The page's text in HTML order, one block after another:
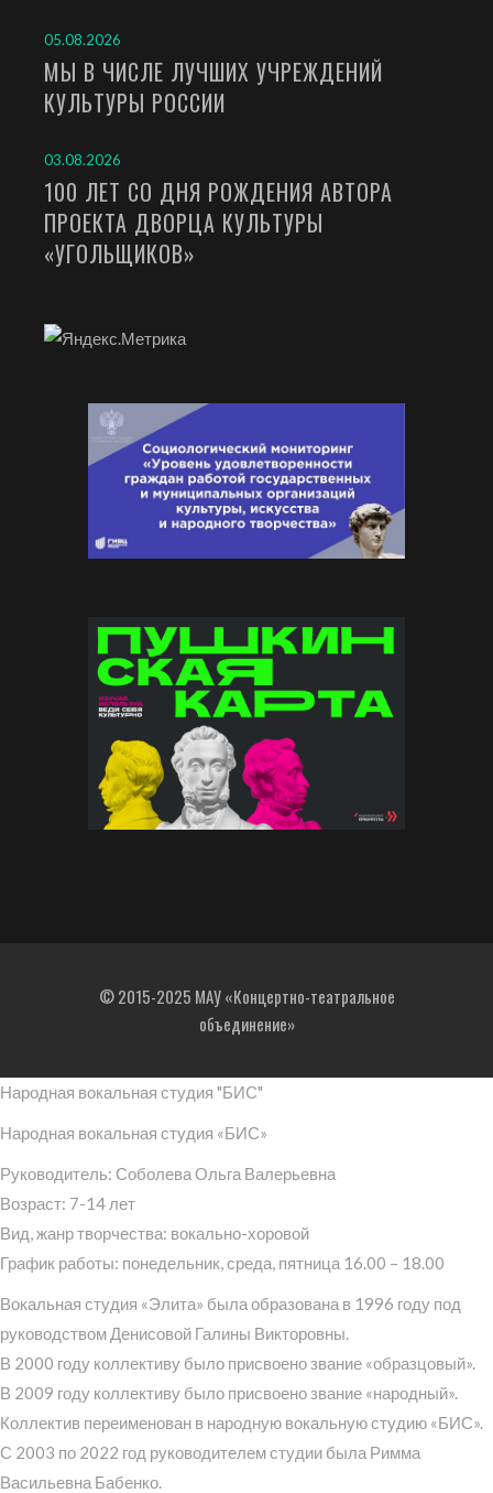
05.08.2026
МЫ В ЧИСЛЕ ЛУЧШИХ УЧРЕЖДЕНИЙ
КУЛЬТУРЫ РОССИИ
03.08.2026
100 ЛЕТ СО ДНЯ РОЖДЕНИЯ АВТОРА
ПРОЕКТА ДВОРЦА КУЛЬТУРЫ
«УГОЛЬЩИКОВ»
© 2015-2025 МАУ «Концертно-театральное
объединение»
Народная вокальная студия "БИС"
Народная вокальная студия «БИС»
Руководитель: Соболева Ольга Валерьевна
Возраст: 7-14 лет
Вид, жанр творчества: вокально-хоровой
График работы: понедельник, среда, пятница 16.00 – 18.00
Вокальная студия «Элита» была образована в 1996 году под
руководством Денисовой Галины Викторовны.
В 2000 году коллективу было присвоено звание «образцовый».
В 2009 году коллективу было присвоено звание «народный».
Коллектив переименован в народную вокальную студию «БИС».
С 2003 по 2022 год руководителем студии была Римма
Васильевна Бабенко.